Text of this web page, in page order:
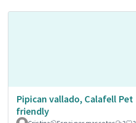
Pipican vallado, Calafell Pet
friendly